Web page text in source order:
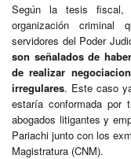
Según la tesis fiscal,
organización criminal
servidores del Poder
son señalados de
de realizar
irregulares. Este caso
estaría conformada por
abogados litigantes y
Pariachi junto con los
Magistratura (CNM).